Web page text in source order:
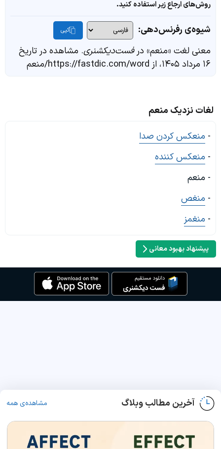
روش‌های ارجاع زیر استفاده کنید.
شیوه‌ی رفرنس‌دهی: کپی
معنی لغت «منعم» درفست‌دیکشنری. مشاهده در تاریخ
۱۶ مرداد ۱۴۰۵، از https://fastdic.com/word/منعم
لغات نزدیک منعم
- منعکس کردن صدا
- منعکس کننده
- منعم
- منغص
- منغمز
پیشنهاد بهبود معانی
آخرین مطالب وبلاگ مشاهده‌ی همه